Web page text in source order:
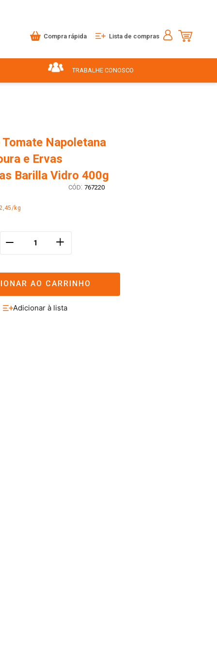
Compra rápida Lista de compras
TRABALHE CONOSCO
Napoletana
e Ervas
Barilla Vidro 400g
: 767220
kg
＋
AO CARRINHO